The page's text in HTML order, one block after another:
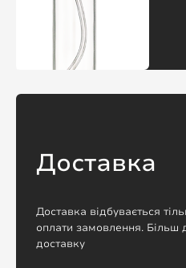
Доставка
Доставка відбувається
оплати замовлення. Більш
доставку